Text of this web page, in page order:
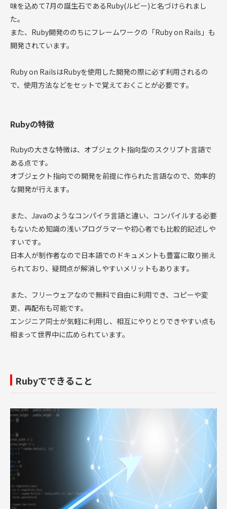
味を込めて7月の誕生石であるRuby(ルビー)と名づけられまし
た。
また、Ruby開発ののちにフレームワークの「Ruby on Rails」も
開発されています。
Ruby on RailsはRubyを使用した開発の際に必ず利用されるの
で、使用方法などをセットで覚えておくことが必要です。
Rubyの特徴
Rubyの大きな特徴は、オブジェクト指向型のスクリプト言語で
ある点です。
オブジェクト指向での開発を前提に作られた言語なので、効率的
な開発が行えます。
また、Javaのようなコンパイラ言語と違い、コンパイルする必要
もないため知識の浅いプログラマーや初心者でも比較的記述しや
すいです。
日本人が制作者なので日本語でのドキュメントも豊富に取り揃え
られており、疑問点が解消しやすいメリットもあります。
また、フリーウェアなので無料で自由に利用でき、コピーや変
更、再配布も可能です。
エンジニア同士が気軽に利用し、相互にやりとりできやすい点も
相まって世界中に広められています。
Rubyでできること